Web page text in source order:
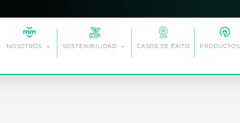
NOSOTROS SOSTENIBILIDAD CASOS DE ÉXITO PRODUCTOS